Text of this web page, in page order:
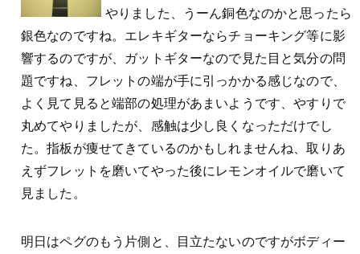
やりました、うーん銅色なのかと思ったら
銀色なのですね。エレキギターならチョーキング等に影
響するのですが、ガットギターなので見た目と気分の問
題ですね、フレットの端が手に引っかかる感じなので、
よく見て見ると端部の処理があまいようです、やすりで
丸めてやりましたが、感触は少し良くなっただけでし
た。指板が痩せてきているのかもしれませんね、取りあ
えずフレットを磨いてやった後にレモンオイルで磨いて
見ました。
明日はペグのもう片側と、目立たないのですがボディー